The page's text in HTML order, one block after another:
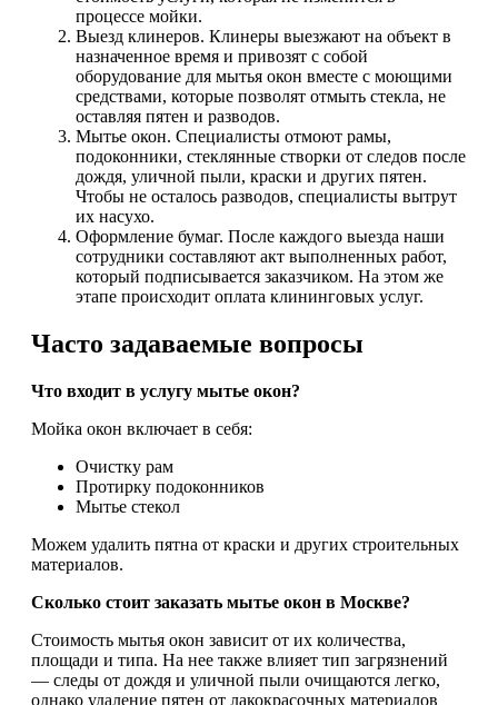
процессе мойки.
Выезд клинеров. Клинеры выезжают на объект в
назначенное время и привозят с собой
оборудование для мытья окон вместе с моющими
средствами, которые позволят отмыть стекла, не
оставляя пятен и разводов.
Мытье окон. Специалисты отмоют рамы,
подоконники, стеклянные створки от следов после
дождя, уличной пыли, краски и других пятен.
Чтобы не осталось разводов, специалисты вытрут
их насухо.
Оформление бумаг. После каждого выезда наши
сотрудники составляют акт выполненных работ,
который подписывается заказчиком. На этом же
этапе происходит оплата клининговых услуг.
Часто задаваемые вопросы
Что входит в услугу мытье окон?
Мойка окон включает в себя:
Очистку рам
Протирку подоконников
Мытье стекол
Можем удалить пятна от краски и других строительных
материалов.
Сколько стоит заказать мытье окон в Москве?
Стоимость мытья окон зависит от их количества,
площади и типа. На нее также влияет тип загрязнений
— следы от дождя и уличной пыли очищаются легко,
однако удаление пятен от лакокрасочных материалов